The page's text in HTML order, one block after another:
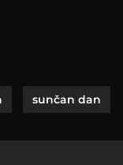
sunčan dan